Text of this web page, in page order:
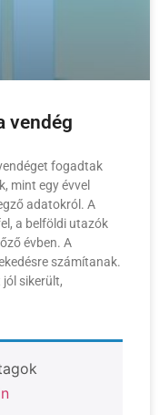
vendég
fogadtak
mint egy évvel
adatokról. A
a belföldi utazók
évben. A
számítanak.
sikerült,